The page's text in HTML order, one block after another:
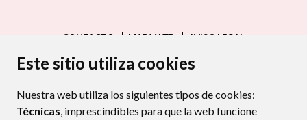
Este sitio utiliza cookies
Nuestra web utiliza los siguientes tipos de cookies:
Técnicas, imprescindibles para que la web funcione
CONTACTO MAPA WEB
AVISO LEGAL
PROTECCIÓN DE DATOS
POLÍTICA DE COOKIES